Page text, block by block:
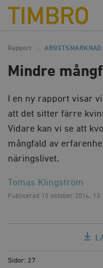
Timbro
Rapport ARBETSMARKNAD
Mindre
I en ny rapport visar
att det sitter färre
Vidare kan vi se att
mångfald av
näringslivet.
Tomas Klingström
Publicerad 10 oktober 2014,
Sidor: 27